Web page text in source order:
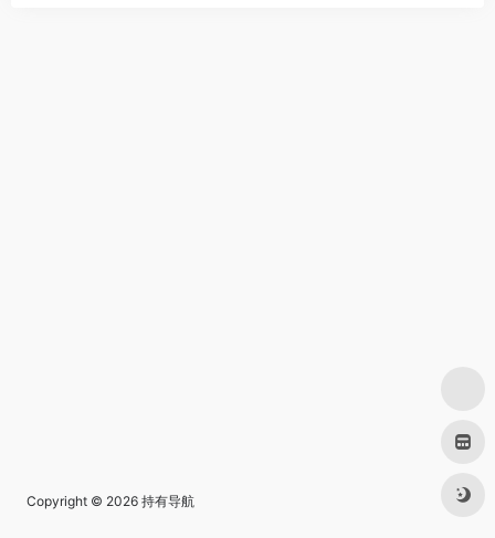
Copyright © 2026 持有导航